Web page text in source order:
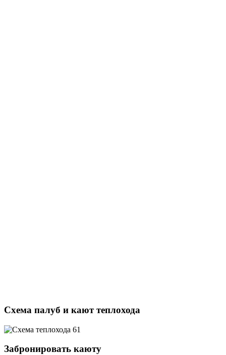
Схема палуб и кают теплохода
Забронировать каюту